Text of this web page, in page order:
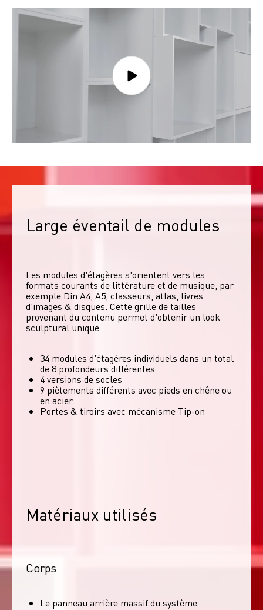
Large éventail de modules
Les modules d'étagères s'orientent vers les
formats courants de littérature et de musique, par
exemple Din A4, A5, classeurs, atlas, livres
d'images & disques. Cette grille de tailles
provenant du contenu permet d'obtenir un look
sculptural unique.
34 modules d'étagères individuels dans un total
de 8 profondeurs différentes
4 versions de socles
9 piètements différents avec pieds en chêne ou
en acier
Portes & tiroirs avec mécanisme Tip-on
Matériaux utilisés
Corps
Le panneau arrière massif du système